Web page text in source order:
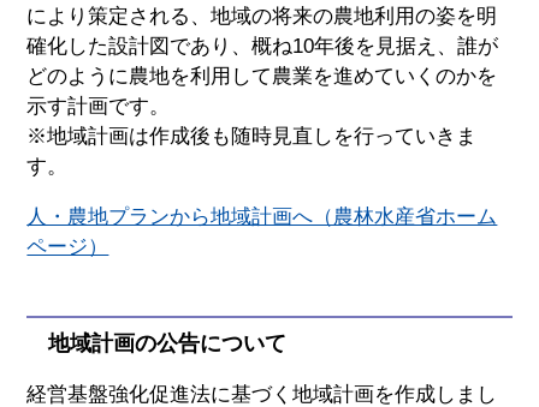
により策定される、地域の将来の農地利用の姿を明
確化した設計図であり、概ね10年後を見据え、誰が
どのように農地を利用して農業を進めていくのかを
示す計画です。
※地域計画は作成後も随時見直しを行っていきま
す。
人・農地プランから地域計画へ（農林水産省ホーム
ページ）
地域計画の公告について
経営基盤強化促進法に基づく地域計画を作成しまし